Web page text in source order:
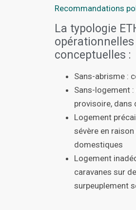
Recommandations
La typologie
conceptuelles :
Sans-abrisme :
Sans-logement
provisoire, dans
Logement
sévère en
domestiques
Logement
caravanes sur
surpeuplement